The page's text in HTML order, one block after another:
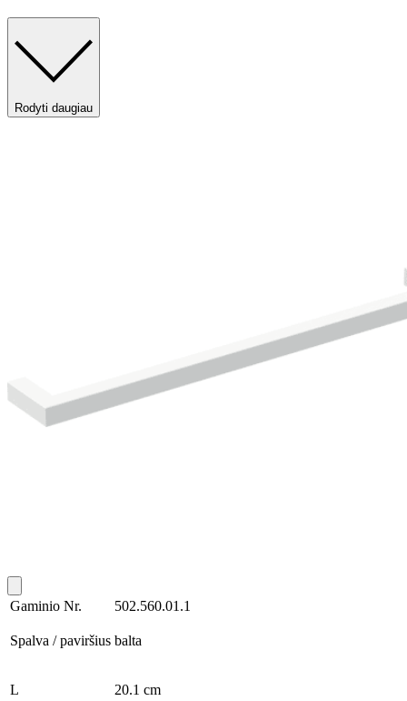
Rodyti daugiau
Gaminio Nr. 502.560.01.1
Spalva / paviršius balta
L 20.1 cm